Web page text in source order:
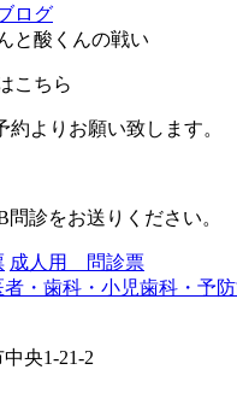
ログ
と酸くんの戦い
約よりお願い致します。
診をお送りください。
成人用 問診票
央1-21-2